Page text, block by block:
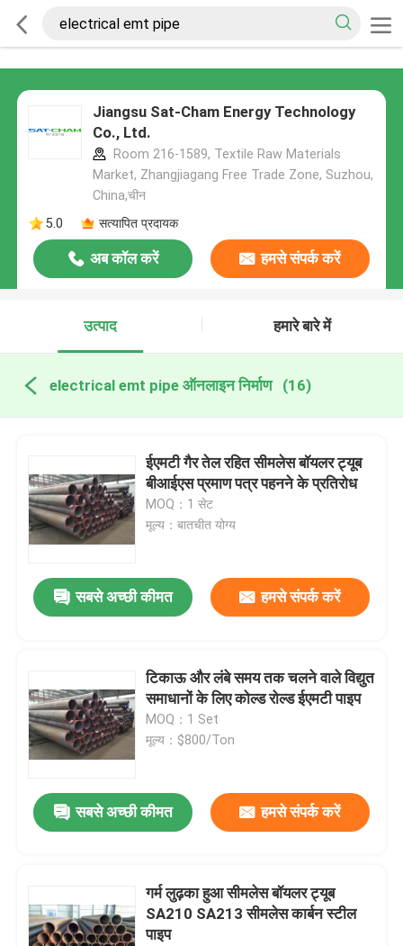
Jiangsu Sat-Cham Energy Technology
Co., Ltd.
Room 216-1589, Textile Raw Materials
Market, Zhangjiagang Free Trade Zone, Suzhou,
China,चीन
5.0
सत्यापित प्रदायक
अब कॉल करें हमसे संपर्क करें
उत्पाद हमारे बारे में
electrical emt pipe ऑनलाइन निर्माण (16)
ईएमटी गैर तेल रहित सीमलेस बॉयलर ट्यूब
बीआईएस प्रमाण पत्र पहनने के प्रतिरोध
MOQ：1 सेट
मूल्य：बातचीत योग्य
सबसे अच्छी कीमत हमसे संपर्क करें
टिकाऊ और लंबे समय तक चलने वाले विद्युत
समाधानों के लिए कोल्ड रोल्ड ईएमटी पाइप
MOQ：1 Set
मूल्य：$800/Ton
सबसे अच्छी कीमत हमसे संपर्क करें
गर्म लुढ़का हुआ सीमलेस बॉयलर ट्यूब
SA210 SA213 सीमलेस कार्बन स्टील
पाइप